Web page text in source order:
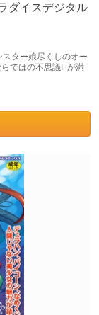
ダイスデジタル
ター娘尽くしのオー
ではの不思議Hが満